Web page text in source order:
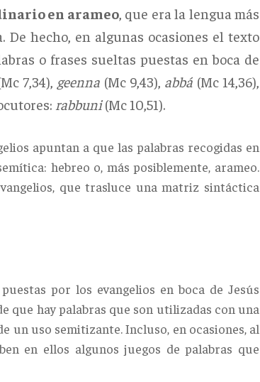
en arameo, que era la lengua más
hecho, en algunas ocasiones el texto
o frases sueltas puestas en boca de
7,34), geenna (Mc 9,43), abbá (Mc 14,36),
rabbuni(Mc 10,51).
apuntan a que las palabras recogidas en
hebreo o, más posiblemente, arameo.
que trasluce una matriz sintáctica
por los evangelios en boca de Jesús
que hay palabras que son utilizadas con una
un uso semitizante. Incluso, en ocasiones, al
en ellos algunos juegos de palabras que